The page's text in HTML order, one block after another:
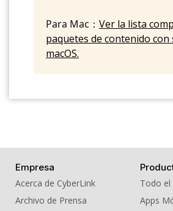
Para Mac： Ver la lista
paquetes de contenido
macOS.
Empresa
Acerca de CyberLink
Archivo de Prensa
Todo el
Apps